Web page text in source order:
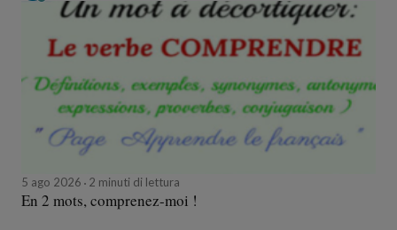
5 ago 2026 2 minuti di lettura
En 2 mots, comprenez-moi !